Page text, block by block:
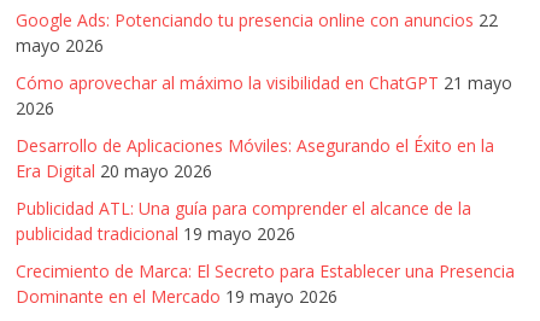
Google Ads: Potenciando tu presencia online con anuncios 22
mayo 2026
Cómo aprovechar al máximo la visibilidad en ChatGPT 21 mayo
2026
Desarrollo de Aplicaciones Móviles: Asegurando el Éxito en la
Era Digital 20 mayo 2026
Publicidad ATL: Una guía para comprender el alcance de la
publicidad tradicional 19 mayo 2026
Crecimiento de Marca: El Secreto para Establecer una Presencia
Dominante en el Mercado 19 mayo 2026